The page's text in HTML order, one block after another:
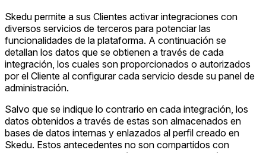
Skedu permite a sus Clientes activar integraciones con
diversos servicios de terceros para potenciar las
funcionalidades de la plataforma. A continuación se
detallan los datos que se obtienen a través de cada
integración, los cuales son proporcionados o autorizados
por el Cliente al configurar cada servicio desde su panel de
administración.
Salvo que se indique lo contrario en cada integración, los
datos obtenidos a través de estas son almacenados en
bases de datos internas y enlazados al perfil creado en
Skedu. Estos antecedentes no son compartidos con